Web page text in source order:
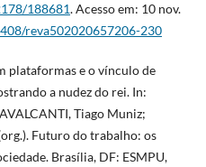
188681. Acesso em: 10 nov.
reva502020657206-230
plataformas e o vínculo de
a nudez do rei. In:
Tiago Muniz;
Futuro do trabalho: os
Brasília, DF: ESMPU,